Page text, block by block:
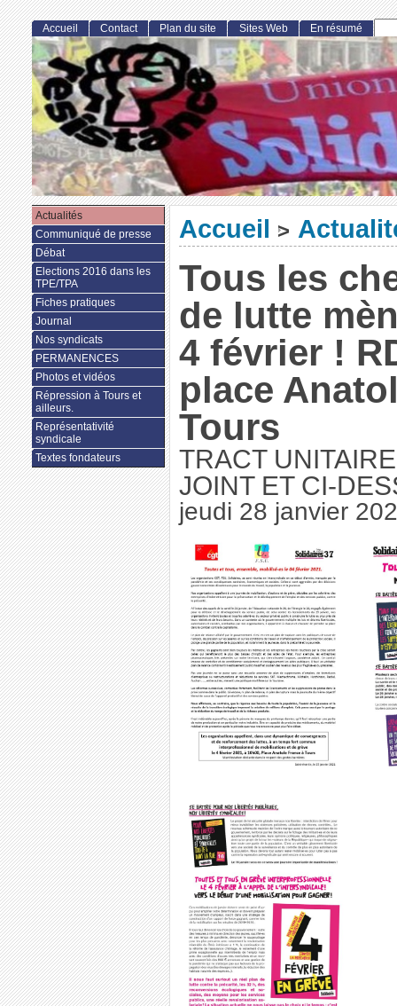
Accueil >
Tous les
de lutte
4 février !
place
Tours
TRACT
JOINT ET CI-
jeudi 28 janvier
Accueil Contact Plan du site Sites Web En résumé
Actualités
Communiqué de presse
Débat
Elections 2016 dans les
TPE/TPA
Fiches pratiques
Journal
Nos syndicats
PERMANENCES
Photos et vidéos
Répression à Tours et
ailleurs.
Représentativité
syndicale
Textes fondateurs